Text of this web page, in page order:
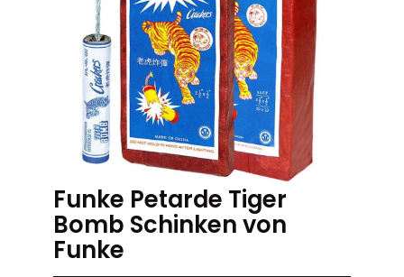
Funke Petarde Tiger
Bomb Schinken von
Funke